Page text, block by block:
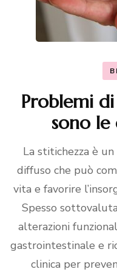
Problemi
sono le
La stitichezza è
diffuso che può
vita e favorire
Spesso
alterazioni
gastrointestinale e
clinica per